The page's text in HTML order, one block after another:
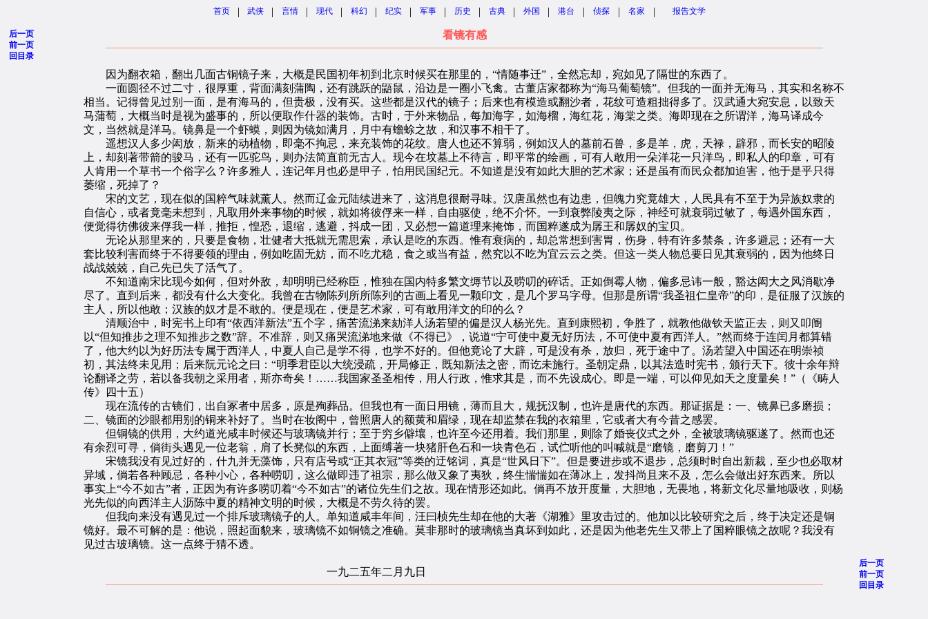
首页 | 武侠 | 言情 | 现代 | 科幻 | 纪实 | 军事 | 历史 | 古典 | 外国 | 港台 | 侦探 | 名家 | 报告文学
后一页
前一页
回目录
看镜有感
因为翻衣箱，翻出几面古铜镜子来，大概是民国初年初到北京时候买在那里的，“情随事迁”，全然忘却，宛如见了隔世的东西了。
一面圆径不过二寸，很厚重，背面满刻蒲陶，还有跳跃的鼯鼠，沿边是一圈小飞禽。古董店家都称为“海马葡萄镜”。但我的一面并无海马，其实和名称不
相当。记得曾见过别一面，是有海马的，但贵极，没有买。这些都是汉代的镜子；后来也有模造或翻沙者，花纹可造粗拙得多了。汉武通大宛安息，以致天
马蒲萄，大概当时是视为盛事的，所以便取作什器的装饰。古时，于外来物品，每加海字，如海榴，海红花，海棠之类。海即现在之所谓洋，海马译成今
文，当然就是洋马。镜鼻是一个虾蟆，则因为镜如满月，月中有蟾蜍之故，和汉事不相干了。
遥想汉人多少闳放，新来的动植物，即毫不拘忌，来充装饰的花纹。唐人也还不算弱，例如汉人的墓前石兽，多是羊，虎，天禄，辟邪，而长安的昭陵
上，却刻著带箭的骏马，还有一匹驼鸟，则办法简直前无古人。现今在坟墓上不待言，即平常的绘画，可有人敢用一朵洋花一只洋鸟，即私人的印章，可有
人肯用一个草书一个俗字么？许多雅人，连记年月也必是甲子，怕用民国纪元。不知道是没有如此大胆的艺术家；还是虽有而民众都加迫害，他于是乎只得
萎缩，死掉了？
宋的文艺，现在似的国粹气味就薰人。然而辽金元陆续进来了，这消息很耐寻味。汉唐虽然也有边患，但魄力究竟雄大，人民具有不至于为异族奴隶的
自信心，或者竟毫未想到，凡取用外来事物的时候，就如将彼俘来一样，自由驱使，绝不介怀。一到衰弊陵夷之际，神经可就衰弱过敏了，每遇外国东西，
便觉得彷佛彼来俘我一样，推拒，惶恐，退缩，逃避，抖成一团，又必想一篇道理来掩饰，而国粹遂成为孱王和孱奴的宝贝。
无论从那里来的，只要是食物，壮健者大抵就无需思索，承认是吃的东西。惟有衰病的，却总常想到害胃，伤身，特有许多禁条，许多避忌；还有一大
套比较利害而终于不得要领的理由，例如吃固无妨，而不吃尤稳，食之或当有益，然究以不吃为宜云云之类。但这一类人物总要日见其衰弱的，因为他终日
战战兢兢，自己先已失了活气了。
不知道南宋比现今如何，但对外敌，却明明已经称臣，惟独在国内特多繁文缛节以及唠叨的碎话。正如倒霉人物，偏多忌讳一般，豁达闳大之风消歇净
尽了。直到后来，都没有什么大变化。我曾在古物陈列所所陈列的古画上看见一颗印文，是几个罗马字母。但那是所谓“我圣祖仁皇帝”的印，是征服了汉族的
主人，所以他敢；汉族的奴才是不敢的。便是现在，便是艺术家，可有敢用洋文的印的么？
清顺治中，时宪书上印有“依西洋新法”五个字，痛苦流涕来劾洋人汤若望的偏是汉人杨光先。直到康熙初，争胜了，就教他做钦天监正去，则又叩阍
以“但知推步之理不知推步之数”辞。不准辞，则又痛哭流涕地来做《不得已》，说道“宁可使中夏无好历法，不可使中夏有西洋人。”然而终于连闰月都算错
了，他大约以为好历法专属于西洋人，中夏人自己是学不得，也学不好的。但他竟论了大辟，可是没有杀，放归，死于途中了。汤若望入中国还在明崇祯
初，其法终未见用；后来阮元论之曰：“明季君臣以大统浸疏，开局修正，既知新法之密，而讫未施行。圣朝定鼎，以其法造时宪书，颁行天下。彼十余年辩
论翻译之劳，若以备我朝之采用者，斯亦奇矣！……我国家圣圣相传，用人行政，惟求其是，而不先设成心。即是一端，可以仰见如天之度量矣！”（《畴人
传》四十五）
现在流传的古镜们，出自冢者中居多，原是殉葬品。但我也有一面日用镜，薄而且大，规抚汉制，也许是唐代的东西。那证据是：一、镜鼻已多磨损；
二、镜面的沙眼都用别的铜来补好了。当时在妆阁中，曾照唐人的额黄和眉绿，现在却监禁在我的衣箱里，它或者大有今昔之感罢。
但铜镜的供用，大约道光咸丰时候还与玻璃镜并行；至于穷乡僻壤，也许至今还用着。我们那里，则除了婚丧仪式之外，全被玻璃镜驱遂了。然而也还
有余烈可寻，倘街头遇见一位老翁，肩了长凳似的东西，上面缚著一块猪肝色石和一块青色石，试伫听他的叫喊就是“磨镜，磨剪刀！”
宋镜我没有见过好的，什九并无藻饰，只有店号或“正其衣冠”等类的迂铭词，真是“世风日下”。但是要进步或不退步，总须时时自出新裁，至少也必取材
异域，倘若各种顾忌，各种小心，各种唠叨，这么做即违了祖宗，那么做又象了夷狄，终生惴惴如在薄冰上，发抖尚且来不及，怎么会做出好东西来。所以
事实上“今不如古”者，正因为有许多唠叨着“今不如古”的诸位先生们之故。现在情形还如此。倘再不放开度量，大胆地，无畏地，将新文化尽量地吸收，则杨
光先似的向西洋主人沥陈中夏的精神文明的时候，大概是不劳久待的罢。
但我向来没有遇见过一个排斥玻璃镜子的人。单知道咸丰年间，汪曰桢先生却在他的大著《湖雅》里攻击过的。他加以比较研究之后，终于决定还是铜
镜好。最不可解的是：他说，照起面貌来，玻璃镜不如铜镜之准确。莫非那时的玻璃镜当真坏到如此，还是因为他老先生又带上了国粹眼镜之故呢？我没有
见过古玻璃镜。这一点终于猜不透。
一九二五年二月九日
后一页
前一页
回目录